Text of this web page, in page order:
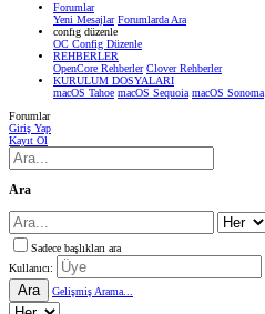
Forumlar
Yeni Mesajlar Forumlarda Ara
confıg düzenle
OC Config Düzenle
REHBERLER
OpenCore Rehberler Clover Rehberler
KURULUM DOSYALARI
macOS Tahoe macOS Sequoia macOS Sonoma
Forumlar
Giriş Yap
Kayıt Ol
Ara
Sadece başlıkları ara
Kullanıcı:
Ara Gelişmiş Arama...